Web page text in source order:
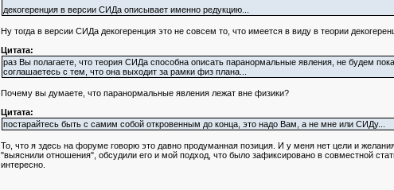
декогеренция в версии СИДа описывает именно редукцию...
Ну тогда в версии СИДа декогеренция это не совсем то, что имеется в виду в теории
Цитата:
раз Вы полагаете, что теория СИДа способна описать паранормальные явления, не будем
соглашаетесь с тем, что она выходит за рамки физ плана...
Почему вы думаете, что паранормальные явления лежат вне физики?
Цитата:
постарайтесь быть с самим собой откровенным до конца, это надо Вам, а не мне или СИДу...
То, что я здесь на форуме говорю это давно продуманная позиция. И у меня нет цели и
"выяснили отношения", обсудили его и мой подход, что было зафиксировано в совместной
интересно.